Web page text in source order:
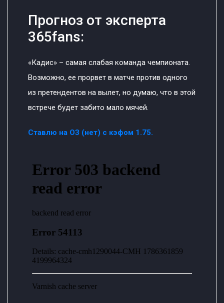
Прогноз от эксперта
365fans:
«Кадис» – самая слабая команда чемпионата.
Возможно, ее прорвет в матче против одного
из претендентов на вылет, но думаю, что в этой
встрече будет забито мало мячей.
Ставлю на ОЗ (нет) с кэфом 1.75.